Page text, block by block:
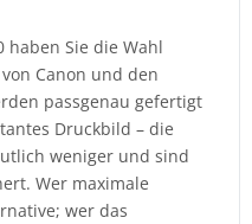
haben Sie die Wahl
Canon und den
passgenau gefertigt
Druckbild – die
weniger und sind
Wer maximale
wer das